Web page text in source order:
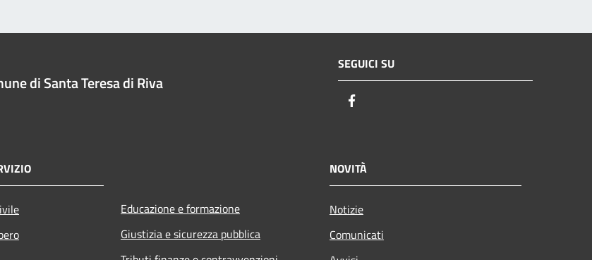
di Santa Teresa di Riva
SEGUICI SU
Educazione e formazione
Giustizia e sicurezza pubblica
NOVITÀ
Notizie
Comunicati